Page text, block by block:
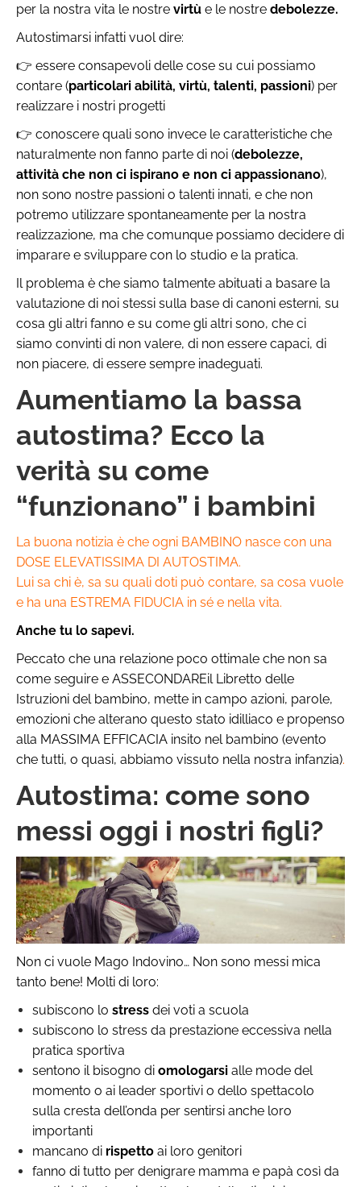
per la nostra vita le nostre virtù e le nostre debolezze.
Autostimarsi infatti vuol dire:
👉 essere consapevoli delle cose su cui possiamo
contare (particolari abilità, virtù, talenti, passioni) per
realizzare i nostri progetti
👉 conoscere quali sono invece le caratteristiche che
naturalmente non fanno parte di noi (debolezze,
attività che non ci ispirano e non ci appassionano),
non sono nostre passioni o talenti innati, e che non
potremo utilizzare spontaneamente per la nostra
realizzazione, ma che comunque possiamo decidere di
imparare e sviluppare con lo studio e la pratica.
Il problema è che siamo talmente abituati a basare la
valutazione di noi stessi sulla base di canoni esterni, su
cosa gli altri fanno e su come gli altri sono, che ci
siamo convinti di non valere, di non essere capaci, di
non piacere, di essere sempre inadeguati.
Aumentiamo la bassa
autostima? Ecco la
verità su come
“funzionano” i bambini
La buona notizia è che ogni BAMBINO nasce con una
DOSE ELEVATISSIMA DI AUTOSTIMA.
Lui sa chi è, sa su quali doti può contare, sa cosa vuole
e ha una ESTREMA FIDUCIA in sé e nella vita.
Anche tu lo sapevi.
Peccato che una relazione poco ottimale che non sa
come seguire e ASSECONDAREil Libretto delle
Istruzioni del bambino, mette in campo azioni, parole,
emozioni che alterano questo stato idilliaco e propenso
alla MASSIMA EFFICACIA insito nel bambino (evento
che tutti, o quasi, abbiamo vissuto nella nostra infanzia).
Autostima: come sono
messi oggi i nostri figli?
Non ci vuole Mago Indovino… Non sono messi mica
tanto bene! Molti di loro:
subiscono lo stress dei voti a scuola
subiscono lo stress da prestazione eccessiva nella
pratica sportiva
sentono il bisogno di omologarsi alle mode del
momento o ai leader sportivi o dello spettacolo
sulla cresta dell’onda per sentirsi anche loro
importanti
mancano di rispetto ai loro genitori
fanno di tutto per denigrare mamma e papà così da